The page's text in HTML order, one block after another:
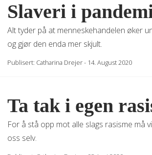
Slaveri i
Alt tyder på at menneskehandelen øker
og gjør den enda mer skjult.
Publisert: Catharina Drejer- 14. August 2020
Ta tak i egen
For å stå opp mot alle slags rasisme må
oss selv.